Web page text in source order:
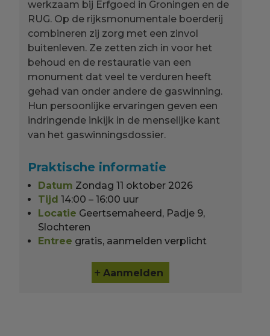
werkzaam bij Erfgoed in Groningen en de
RUG. Op de rijksmonumentale boerderij
combineren zij zorg met een zinvol
buitenleven. Ze zetten zich in voor het
behoud en de restauratie van een
monument dat veel te verduren heeft
gehad van onder andere de gaswinning.
Hun persoonlijke ervaringen geven een
indringende inkijk in de menselijke kant
van het gaswinningsdossier.
Praktische informatie
Datum Zondag 11 oktober 2026
Tijd 14:00 – 16:00 uur
Locatie Geertsemaheerd, Padje 9,
Slochteren
Entree gratis, aanmelden verplicht
Aanmelden